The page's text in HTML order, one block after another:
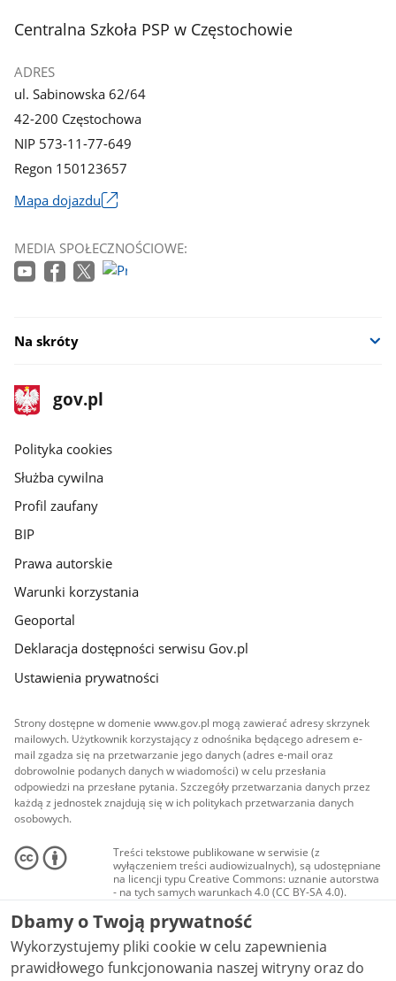
stopka
Centralna Szkoła PSP w Częstochowie
ADRES
ul. Sabinowska 62/64
42-200 Częstochowa
NIP 573-11-77-649
Regon 150123657
Mapa dojazdu
się
w
MEDIA SPOŁECZNOŚCIOWE:
Na skróty
stopka
gov.pl
Strona
gov.pl
gov.pl
Polityka cookies
Służba cywilna
Profil zaufany
BIP
Prawa autorskie
Warunki korzystania
Geoportal
Deklaracja dostępności serwisu Gov.pl
Ustawienia prywatności
Strony dostępne w domenie www.gov.pl mogą zawierać adresy skrzynek
mailowych. Użytkownik korzystający z odnośnika będącego adresem e-
mail zgadza się na przetwarzanie jego danych (adres e-mail oraz
dobrowolnie podanych danych w wiadomości) w celu przesłania
odpowiedzi na przesłane pytania. Szczegóły przetwarzania danych przez
każdą z jednostek znajdują się w ich politykach przetwarzania danych
osobowych.
Treści tekstowe publikowane w serwisie (z
wyłączeniem treści audiowizualnych), są udostępniane
na licencji typu Creative Commons: uznanie autorstwa
- na tych samych warunkach 4.0 (CC BY-SA 4.0).
Materiały audiowizualne, w tym zdjęcia, materiały
audio i wideo, są udostępniane na licencji typu
Creative Commons: uznanie autorstwa użycie
niekomercyjne - bez utworów zależnych 4.0 (CC BY-
NC-ND 4.0), o ile nie jest to stwierdzone inaczej.
Dbamy o Twoją prywatność
Wykorzystujemy pliki cookie w celu zapewnienia
prawidłowego funkcjonowania naszej witryny oraz do